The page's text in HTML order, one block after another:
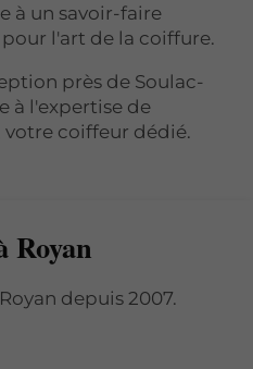
à un savoir-faire
l'art de la coiffure.
près de Soulac-
à l'expertise de
votre coiffeur dédié.
Royan
depuis 2007.